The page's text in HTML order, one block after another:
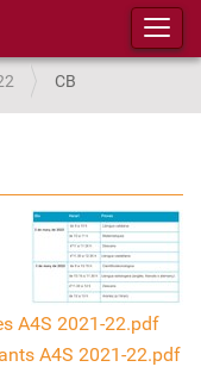
CB
A4S 2021-22.pdf
A4S 2021-22.pdf